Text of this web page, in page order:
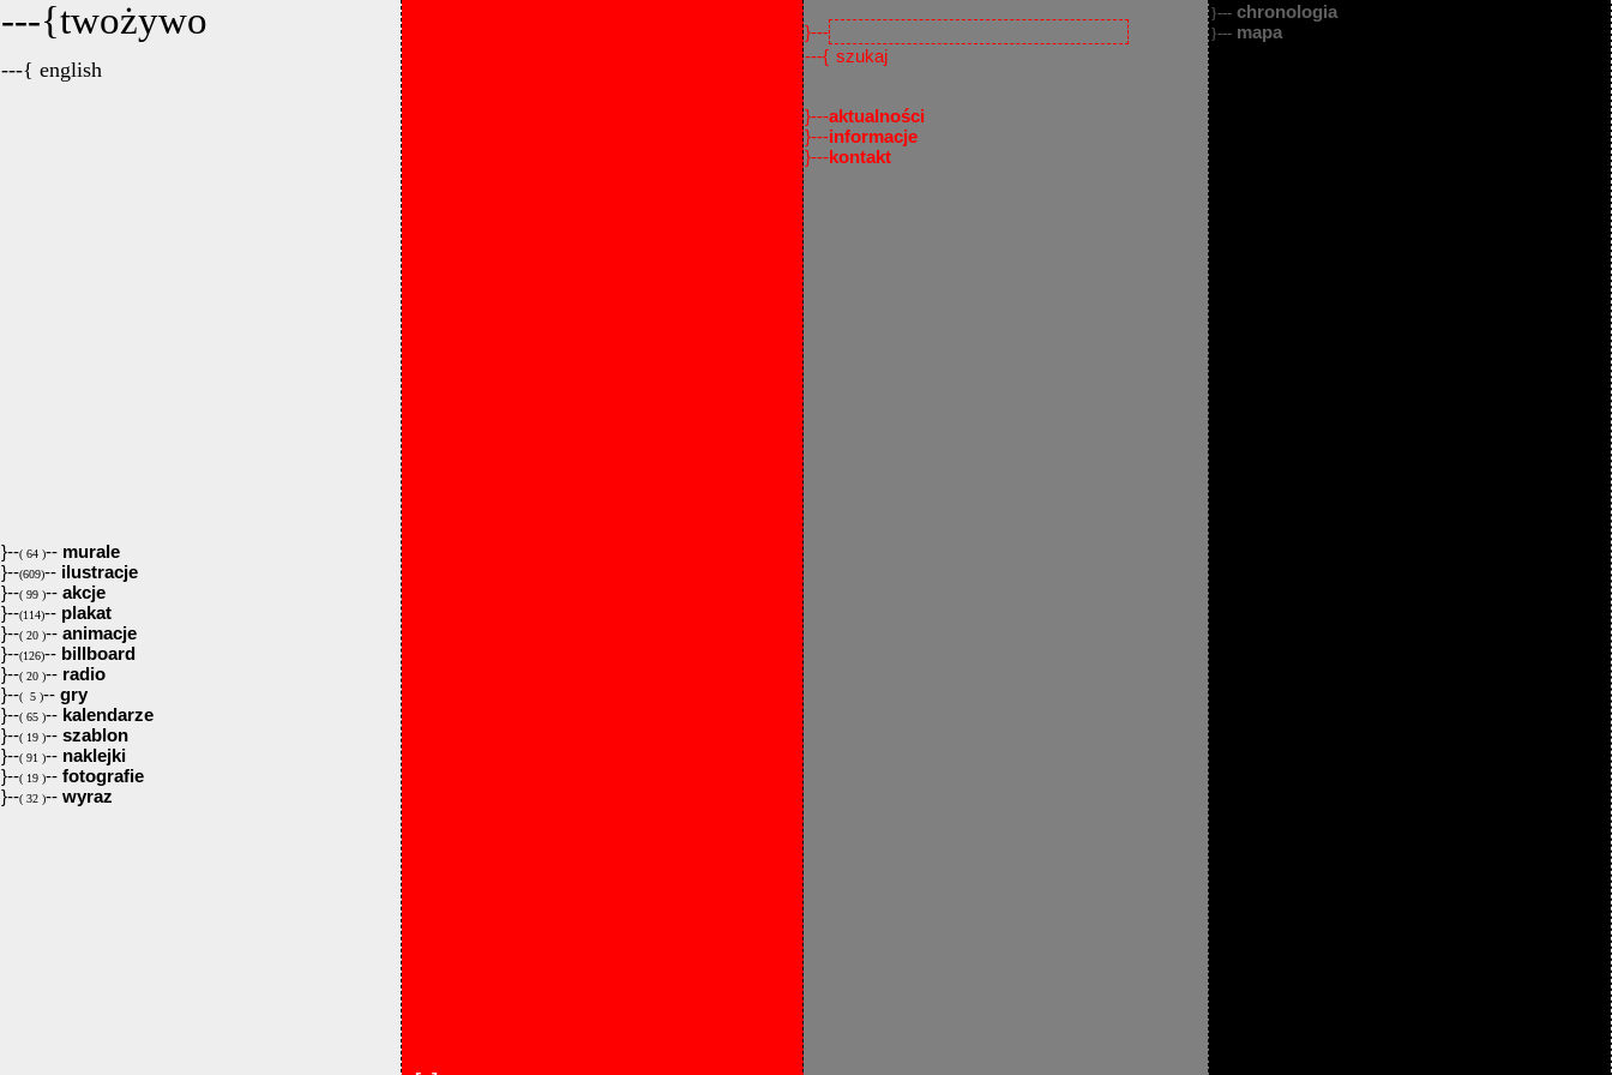
---{twożywo
---{ english
}--( 64 )-- murale
}--(609)-- ilustracje
}--( 99 )-- akcje
}--(114)-- plakat
}--( 20 )-- animacje
}--(126)-- billboard
}--( 20 )-- radio
}--( 5 )-- gry
}--( 65 )-- kalendarze
}--( 19 )-- szablon
}--( 91 )-- naklejki
}--( 19 )-- fotografie
}--( 32 )-- wyraz
}---
---{
}---aktualności
}---informacje
}---kontakt
}--- chronologia
}--- mapa